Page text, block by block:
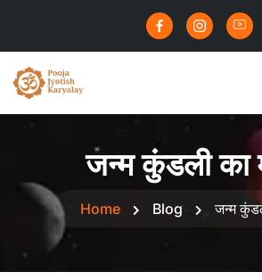
जन्म कुंडली का
Home Blog जन्म